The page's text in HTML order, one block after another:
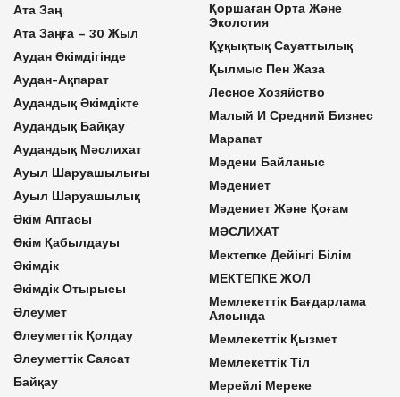
Ата Заң
Ата Заңға – 30 Жыл
Аудан Әкімдігінде
Аудан-Ақпарат
Аудандық Әкімдікте
Аудандық Байқау
Аудандық Мәслихат
Ауыл Шаруашылығы
Ауыл Шаруашылық
Әкім Аптасы
Әкім Қабылдауы
Әкімдік
Әкімдік Отырысы
Әлеумет
Әлеуметтік Қолдау
Әлеуметтік Саясат
Байқау
Қоршаған Орта Және
Экология
Құқықтық Сауаттылық
Қылмыс Пен Жаза
Лесное Хозяйство
Малый И Средний Бизнес
Марапат
Мәдени Байланыс
Мәдениет
Мәдениет Және Қоғам
МӘСЛИХАТ
Мектепке Дейінгі Білім
МЕКТЕПКЕ ЖОЛ
Мемлекеттік Бағдарлама
Аясында
Мемлекеттік Қызмет
Мемлекеттік Тіл
Мерейлі Мереке